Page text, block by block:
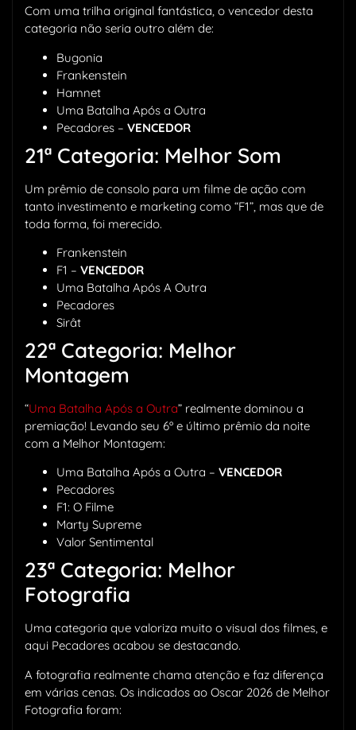
Com uma trilha original fantástica, o vencedor desta
categoria não seria outro além de:
Bugonia
Frankenstein
Hamnet
Uma Batalha Após a Outra
Pecadores – VENCEDOR
21ª Categoria: Melhor Som
Um prêmio de consolo para um filme de ação com
tanto investimento e marketing como “F1”, mas que de
toda forma, foi merecido.
Frankenstein
F1 – VENCEDOR
Uma Batalha Após A Outra
Pecadores
Sirât
22ª Categoria: Melhor
Montagem
“Uma Batalha Após a Outra” realmente dominou a
premiação! Levando seu 6º e último prêmio da noite
com a Melhor Montagem:
Uma Batalha Após a Outra – VENCEDOR
Pecadores
F1: O Filme
Marty Supreme
Valor Sentimental
23ª Categoria: Melhor
Fotografia
Uma categoria que valoriza muito o visual dos filmes, e
aqui Pecadores acabou se destacando.
A fotografia realmente chama atenção e faz diferença
em várias cenas. Os indicados ao Oscar 2026 de Melhor
Fotografia foram: